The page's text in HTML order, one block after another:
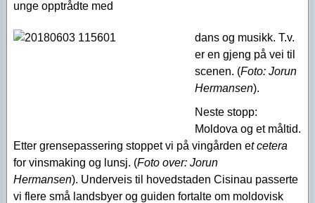
unge opptrådte med
dans og musikk. T.v.
er en gjeng på vei til
scenen. (Foto: Jorun
Hermansen).
Neste stopp:
Moldova og et måltid.
Etter grensepassering stoppet vi på vingården et cetera
for vinsmaking og lunsj. (Foto over: Jorun
Hermansen). Underveis til hovedstaden Cisinau passerte
vi flere små landsbyer og guiden fortalte om moldovisk